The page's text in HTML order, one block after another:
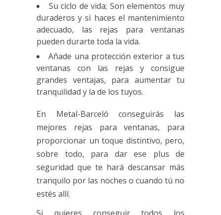
Su ciclo de vida; Son elementos muy
duraderos y si haces el mantenimiento
adecuado, las rejas para ventanas
pueden durarte toda la vida.
Añade una protección exterior a tus
ventanas con las rejas y consigue
grandes ventajas, para aumentar tu
tranquilidad y la de los tuyos.
En Metal-Barceló conseguirás las
mejores rejas para ventanas, para
proporcionar un toque distintivo, pero,
sobre todo, para dar ese plus de
seguridad que te hará descansar más
tranquilo por las noches o cuando tú no
estés allí.